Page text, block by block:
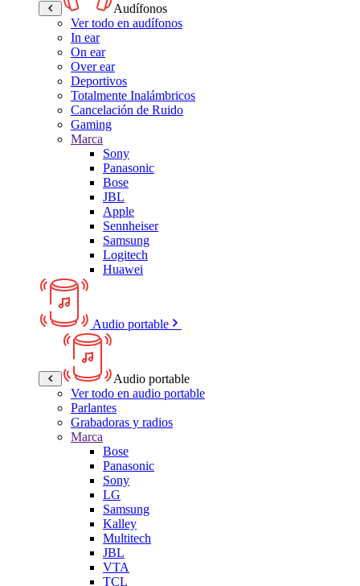
Audífonos
Ver todo en audífonos
In ear
On ear
Over ear
Deportivos
Totalmente Inalámbricos
Cancelación de Ruido
Gaming
Marca
Sony
Panasonic
Bose
JBL
Apple
Sennheiser
Samsung
Logitech
Huawei
Audio portable
Audio portable
Ver todo en audio portable
Parlantes
Grabadoras y radios
Marca
Bose
Panasonic
Sony
LG
Samsung
Kalley
Multitech
JBL
VTA
TCL